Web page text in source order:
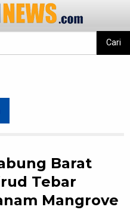
Cari
Barat
Tebar
Mangrove